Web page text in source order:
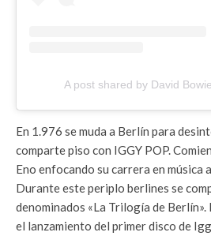
A post shared by David
En 1.976 se muda a Berlín para
comparte piso con IGGY POP.
Eno enfocando su carrera en música
Durante este periplo berlines se
denominados «La Trilogía de Berlín».
el lanzamiento del primer disco de